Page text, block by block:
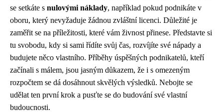
se setkáte s nulovými náklady, například pokud podnikáte v
oboru, který nevyžaduje žádnou zvláštní licenci. Důležité je
zaměřit se na příležitosti, které vám živnost přinese. Představte si
tu svobodu, kdy si sami řídíte svůj čas, rozvíjíte své nápady a
budujete něco vlastního. Příběhy úspěšných podnikatelů, kteří
začínali s málem, jsou jasným důkazem, že i s omezeným
rozpočtem se dá dosáhnout skvělých výsledků. Nebojte se
udělat ten první krok a pusťte se do budování své vlastní
budoucnosti.